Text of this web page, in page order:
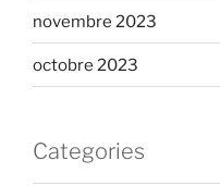
novembre 2023
octobre 2023
Categories